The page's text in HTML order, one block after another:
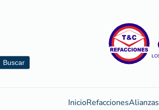
Buscar
InicioRefaccionesAlianzas